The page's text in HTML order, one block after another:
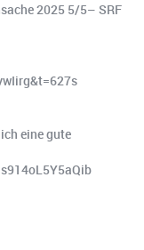
2025 5/5– SRF
eine gute